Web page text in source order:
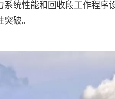
统性能和回收段工作程序
破。